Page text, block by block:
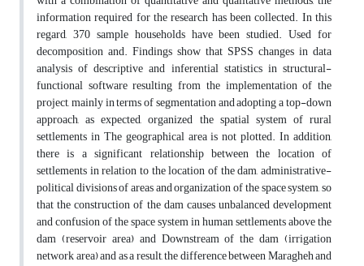
information required for the research has been collected. In this
regard, 370 sample households have been studied. Used for
decomposition and. Findings show that SPSS changes in data
analysis of descriptive and inferential statistics in structural-
functional software resulting from the implementation of the
project, mainly in terms of segmentation and adopting a top-down
approach, as expected, organized the spatial system of rural
settlements in The geographical area is not plotted. In addition,
there is a significant relationship between the location of
settlements in relation to the location of the dam, administrative-
political divisions of areas and organization of the space system, so
that the construction of the dam causes unbalanced development
and confusion of the space system in human settlements above the
dam (reservoir area) and Downstream of the dam (irrigation
network area) and as a result, the difference between Maragheh and